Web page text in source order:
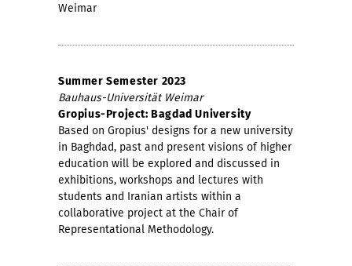
Weimar
Summer Semester 2023
Bauhaus-Universität Weimar
Gropius-Project: Bagdad University
Based on Gropius' designs for a new university
in Baghdad, past and present visions of higher
education will be explored and discussed in
exhibitions, workshops and lectures with
students and Iranian artists within a
collaborative project at the Chair of
Representational Methodology.